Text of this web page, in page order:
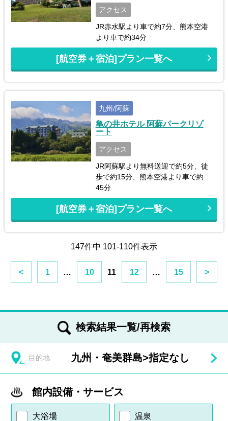
アクセス
JR赤水駅より車で約7分、熊本空港
より車で約34分
[航空券＋宿泊]プラン一覧へ
九州/阿蘇
亀の井ホテル 阿蘇パークリゾ
ート
アクセス
JR阿蘇駅より無料送迎で約5分、徒
歩で約15分、熊本空港より車で約
45分
[航空券＋宿泊]プラン一覧へ
147件中 101-110件表示
< 1 … 10 11 12 … 15 >
検索結果一覧/再検索
目的地 九州・奄美群島>指定なし
館内設備・サービス
大浴場 温泉